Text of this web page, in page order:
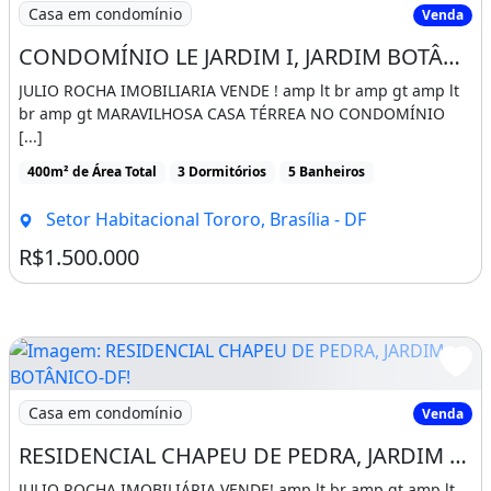
O condomínio é fechado, com guarita e
segurança 24 horas, e encontra-se em
processo avançado de regularização, não
sendo necessário novo pagamento de lote. A
estrutura de lazer inclui piscina, academia,
playground, churrasqueira, jardins e áreas de
convivência, em um ambiente murado e com
circulação controlada.
menor valor ou automóveis, mediante
avaliação, considerando valor de permuta em
R$ 1.500.000,00, sendo o valor anunciado
válido para pagamento à vista.
Uma excelente oportunidade para morar
Casa em condomínio Venda
CONDOMÍNIO LE JARDIM I, JARDIM BOTÂNICO, BRASÍLIA - DF
JULIO ROCHA IMOBILIARIA VENDE ! amp lt br amp gt amp lt
br amp gt MARAVILHOSA CASA TÉRREA NO CONDOMÍNIO
[...]
400m² de Área Total 3 Dormitórios 5 Banheiros
Setor Habitacional Tororo, Brasília - DF
R$1.500.000
Imagem: RESIDENCIAL CHAPEU DE PEDRA, JARDIM
Casa em condomínio Venda
RESIDENCIAL CHAPEU DE PEDRA, JARDIM BOTÂNICO-DF!